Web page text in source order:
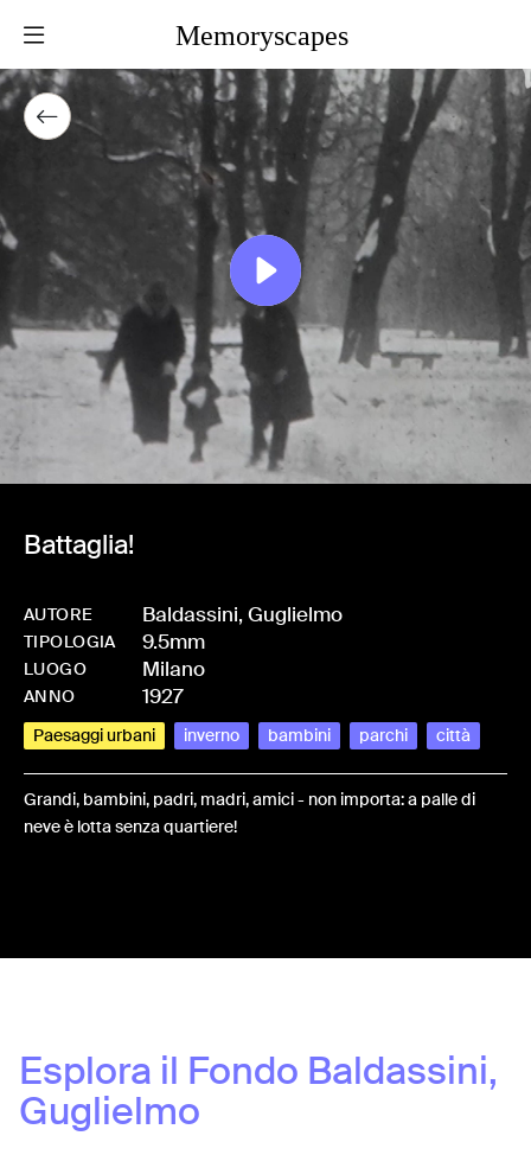
Memoryscapes
Battaglia!
AUTORE Baldassini, Guglielmo
TIPOLOGIA 9.5mm
LUOGO Milano
ANNO 1927
Paesaggi urbani inverno bambini parchi città
Grandi, bambini, padri, madri, amici - non importa: a palle di
neve è lotta senza quartiere!
Esplora il Fondo Baldassini,
Guglielmo